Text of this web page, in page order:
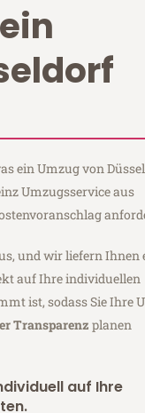
ein Umzug von
Umzugsservice aus
und wir liefern Ihnen
auf Ihre individuellen
ist, sodass Sie Ihre
Transparenz planen
auf Ihre